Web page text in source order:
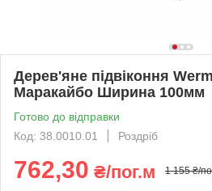
Дерев'яне підвіконня
Маракайбо Ширина 100мм
Готово до відправки
Код: 38.0010.01
Роздріб
762,30 ₴/пог.м 1 155 ₴/